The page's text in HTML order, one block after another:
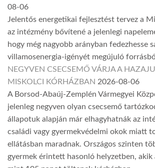
08-06
Jelentős energetikai fejlesztést tervez a
az intézmény bővítené a jelenlegi
hogy még nagyobb arányban fedezhesse
villamosenergia-igényét megújuló
NEGYVEN CSECSEMŐ VÁRJA A
MISKOLCI KÓRHÁZBAN 2026-08-06
A Borsod-Abaúj-Zemplén Vármegyei
jelenleg negyven olyan csecsemő
állapotuk alapján már elhagyhatnák az
családi vagy gyermekvédelmi okok miatt
ellátásban maradnak. Országos szinten
gyermek érintett hasonló helyzetben,